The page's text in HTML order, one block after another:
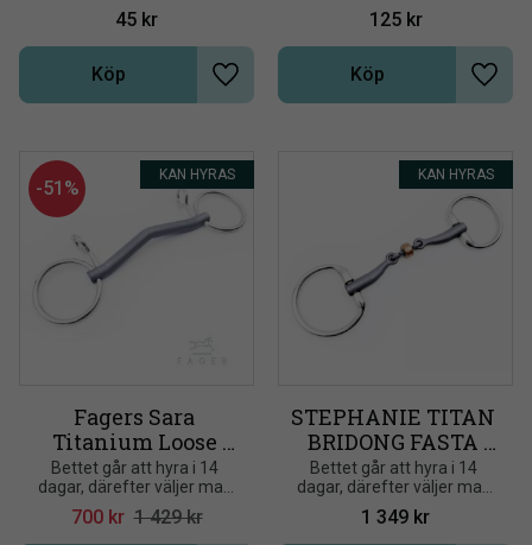
45 kr
Lägg till i önskelista
Köp
125kr
Lägg
Köp
Fagers Sara
Titanium Loose
Baucher
Bettet går att hyra i 14
dagar, därefter väljer man
att antingen skicka tillbaka
bettet (fri returfrakt) eller
700kr 1 429kr
51 %
KAN HYRAS
STEPHANIE TITAN
BRIDONG FASTA
RINGAR
Bettet går att hyra i 14
dagar, därefter väljer man
att antingen skicka tillbaka
bettet (fri returfrakt) eller
1 349 kr
KAN HYRAS